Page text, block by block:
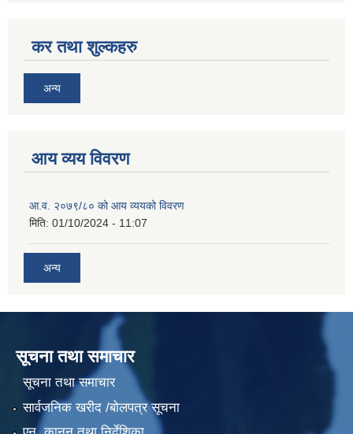
कर तथा शुल्कहरु
अन्य
आय व्यय विवरण
आ.व. २०७९/८० को आय व्ययको विवरण
मिति: 01/10/2024 - 11:07
अन्य
सूचना तथा समाचार
सूचना तथा समाचार
सार्वजनिक खरीद /बोलपत्र सूचना